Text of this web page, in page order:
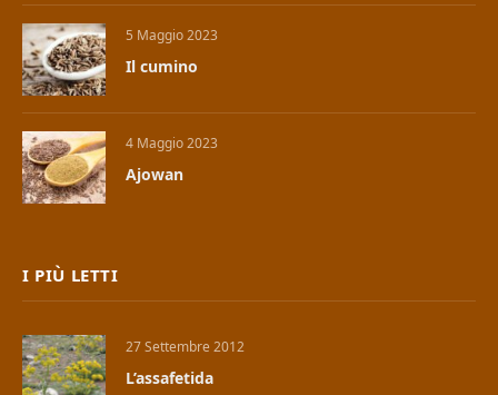
5 Maggio 2023
Il cumino
4 Maggio 2023
Ajowan
I PIÙ LETTI
27 Settembre 2012
L’assafetida